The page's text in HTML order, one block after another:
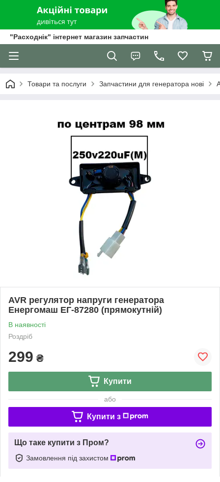
"Расходнік" інтернет магазин запчастин
Товари та послуги Запчастини для генератора нові
AVR регулятор напруги генератора
Енергомаш ЕГ-87280 (прямокутній)
В наявності
Роздріб
299 ₴
Купити
або
Купити з
Що таке купити з Пром?
Замовлення під захистом